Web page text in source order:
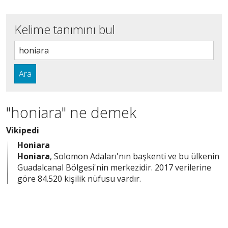
Kelime tanımını bul
Ara
"honiara" ne demek
Vikipedi
Honiara
Honiara, Solomon Adaları'nın başkenti ve bu ülkenin
Guadalcanal Bölgesi'nin merkezidir. 2017 verilerine
göre 84.520 kişilik nüfusu vardır.